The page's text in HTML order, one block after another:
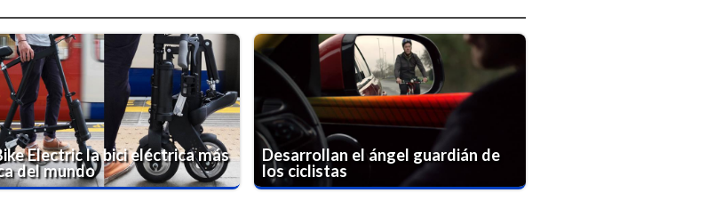
Electric la bici eléctrica más
del mundo
Desarrollan el ángel guardián de
los ciclistas